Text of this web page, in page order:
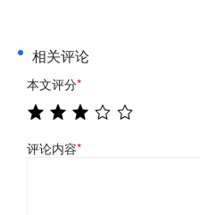
相关评论
本文评分*
评论内容*